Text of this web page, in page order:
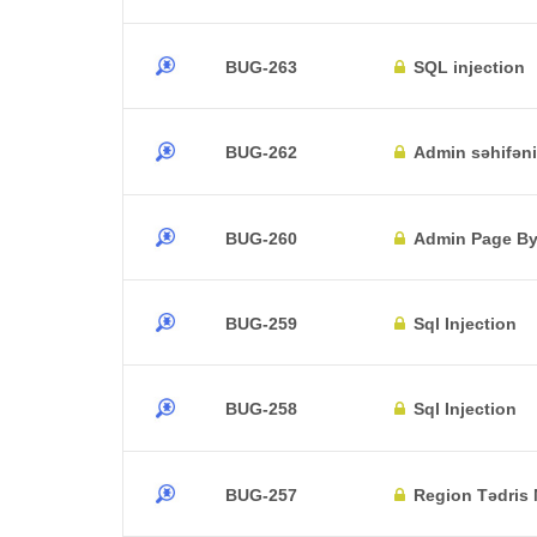
BUG-263 SQL injection
BUG-262 Admin
BUG-260 Admin Page
BUG-259 Sql Injection
BUG-258 Sql Injection
BUG-257 Region Tədris